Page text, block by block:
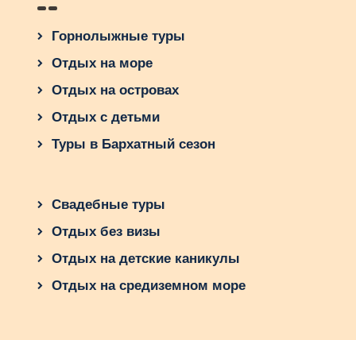
Горнолыжные туры
Отдых на море
Отдых на островах
Отдых с детьми
Туры в Бархатный сезон
Свадебные туры
Отдых без визы
Отдых на детские каникулы
Отдых на средиземном море